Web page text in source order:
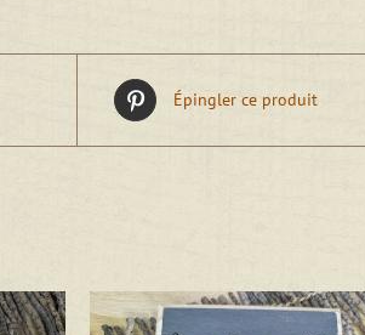
Épingler ce produit